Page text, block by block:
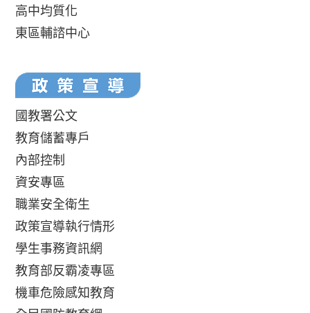
高中均質化
東區輔諮中心
國教署公文
教育儲蓄專戶
內部控制
資安專區
職業安全衛生
政策宣導執行情形
學生事務資訊網
教育部反霸凌專區
機車危險感知教育